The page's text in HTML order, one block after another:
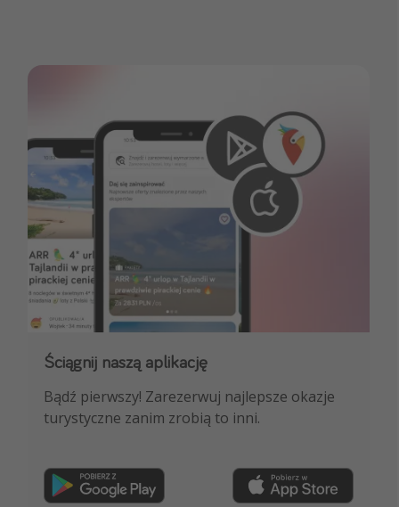
Ściągnij naszą aplikację
Bądź pierwszy! Zarezerwuj najlepsze okazje
turystyczne zanim zrobią to inni.
Dołącz do naszego kanału na WhatsApp
NAJLEPSZE oferty podróżnicze, porady
ekspertów i wiele więcej!